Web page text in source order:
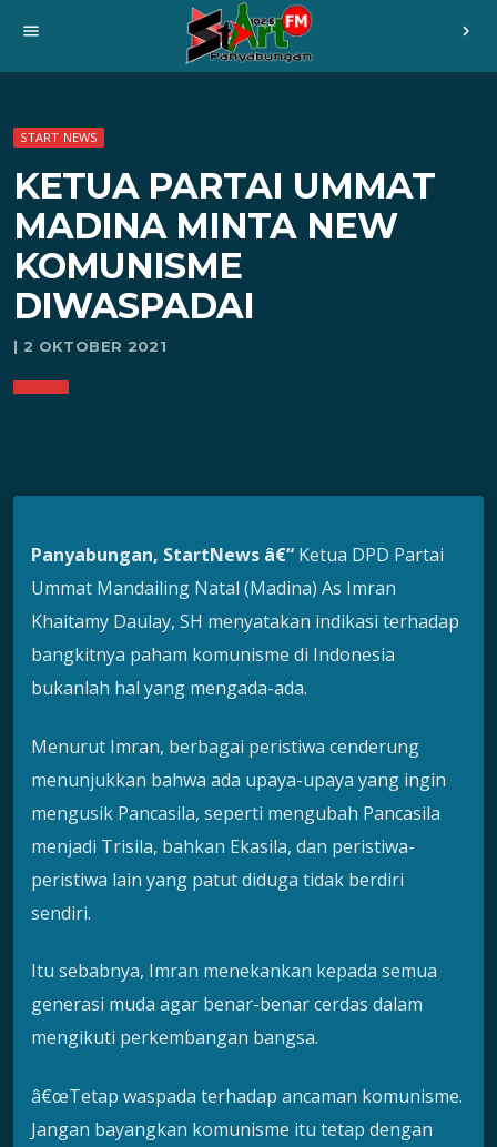
menu chevron_right
START NEWS
KETUA PARTAI UMMAT
MADINA MINTA NEW
KOMUNISME
DIWASPADAI
| 2 OKTOBER 2021
Panyabungan, StartNews â€“ Ketua DPD Partai
Ummat Mandailing Natal (Madina) As Imran
Khaitamy Daulay, SH menyatakan indikasi terhadap
bangkitnya paham komunisme di Indonesia
bukanlah hal yang mengada-ada.
Menurut Imran, berbagai peristiwa cenderung
menunjukkan bahwa ada upaya-upaya yang ingin
mengusik Pancasila, seperti mengubah Pancasila
menjadi Trisila, bahkan Ekasila, dan peristiwa-
peristiwa lain yang patut diduga tidak berdiri
sendiri.
Itu sebabnya, Imran menekankan kepada semua
generasi muda agar benar-benar cerdas dalam
mengikuti perkembangan bangsa.
â€œTetap waspada terhadap ancaman komunisme.
Jangan bayangkan komunisme itu tetap dengan